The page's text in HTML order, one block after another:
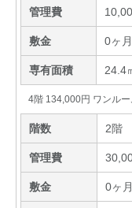
管理費
敷金 0ヶ月
専有面積 24.4
4階 134,000円 ワンル
階数 2階
管理費
敷金 0ヶ月